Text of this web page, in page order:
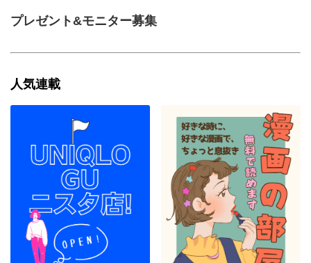
プレゼント&モニター募集
人気連載